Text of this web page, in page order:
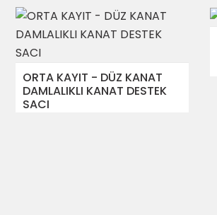
ORTA KAYIT - DÜZ KANAT
DAMLALIKLI KANAT DESTEK
SACI